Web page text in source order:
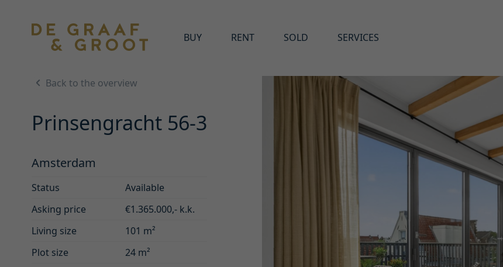
BUY RENT SOLD SERVICES
Back to the overview
Prinsengracht 56-3
Amsterdam
Status
Available
Asking price
€1.365.000,- k.k.
Living size
101 m²
Plot size
24 m²